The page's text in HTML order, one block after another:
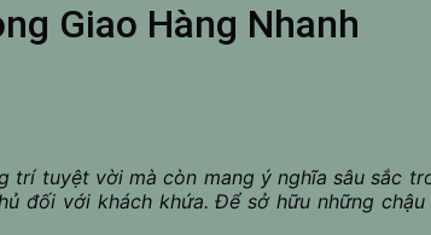
Giao Hàng Nhanh
tuyệt vời mà còn mang ý nghĩa sâu sắc
đối với khách khứa. Để sở hữu những chậu